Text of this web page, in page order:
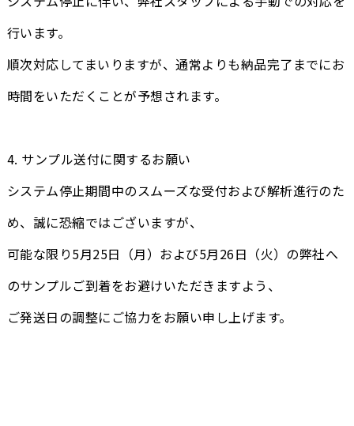
行います。
順次対応してまいりますが、通常よりも納品完了までにお
時間をいただくことが予想されます。
4. サンプル送付に関するお願い
システム停止期間中のスムーズな受付および解析進行のた
め、誠に恐縮ではございますが、
可能な限り5月25日（月）および5月26日（火）の弊社へ
のサンプルご到着をお避けいただきますよう、
ご発送日の調整にご協力をお願い申し上げます。